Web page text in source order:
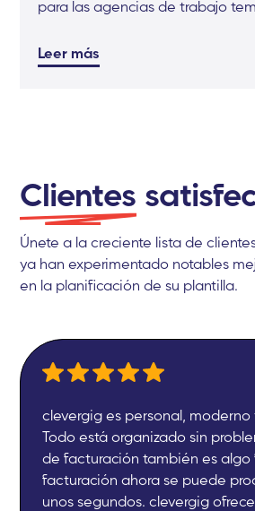
para las agencias de trabajo
Leer más
Clientes
Únete a la creciente lista de
ya han experimentado notables
en la planificación de su plantilla.
clevergig es personal,
Todo está organizado sin
de facturación también es algo
facturación ahora se puede
unos segundos. clevergig